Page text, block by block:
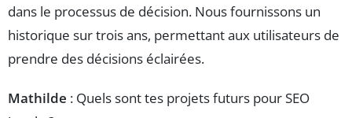
dans le processus de décision. Nous fournissons un
historique sur trois ans, permettant aux utilisateurs de
prendre des décisions éclairées.
Mathilde : Quels sont tes projets futurs pour SEO